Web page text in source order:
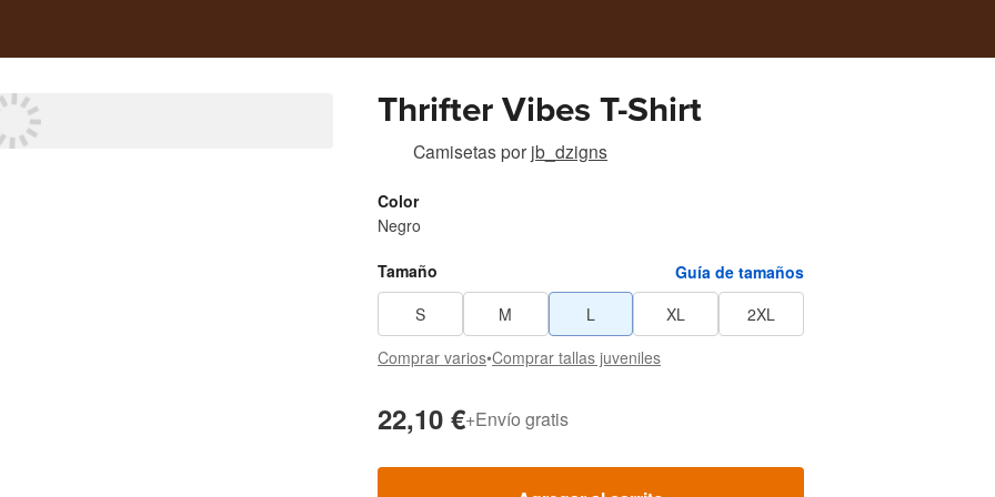
Thrifter Vibes T-Shirt
Camisetaspor jb_dzigns
Color
Negro
Tamaño
Guía de tamaños
S
M L XL
2XL
Comprar varios•Comprar tallas juveniles
22,10 €+Envío gratis